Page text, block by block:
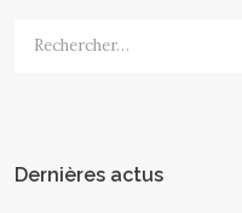
Rechercher :
Dernières actus